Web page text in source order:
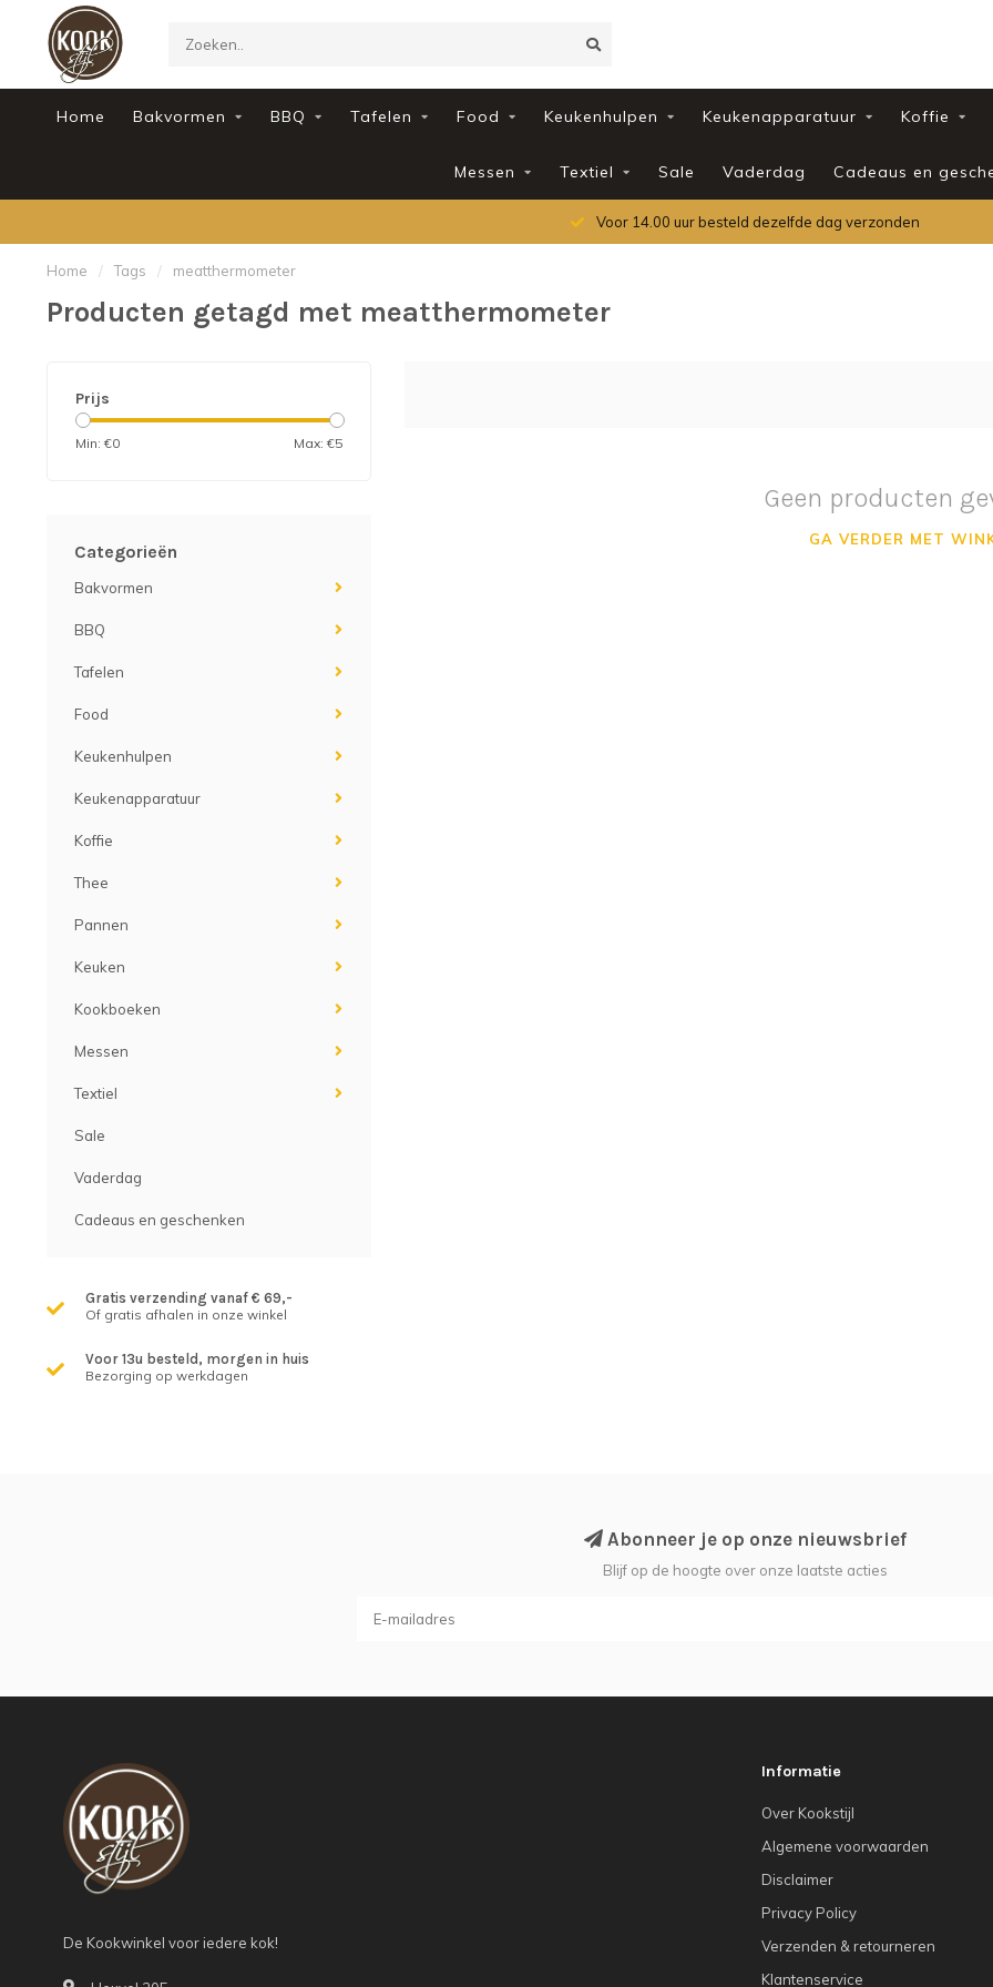
Home Bakvormen BBQ Tafelen Food Keukenhulpen Keukenapparatuur Koffie
Messen Textiel Sale Vaderdag Cadeaus en
Voor 14.00 uur besteld dezelfde dag verzonden
Home / Tags / meatthermometer
Producten getagd met meatthermometer
Prijs
Min: €0 Max: €5
Categorieën
Bakvormen
BBQ
Tafelen
Food
Keukenhulpen
Keukenapparatuur
Koffie
Thee
Pannen
Keuken
Kookboeken
Messen
Textiel
Sale
Vaderdag
Cadeaus en geschenken
Gratis verzending vanaf € 69,-
Of gratis afhalen in onze winkel
Voor 13u besteld, morgen in huis
Bezorging op werkdagen
Geen producten
GA VERDER MET
Abonneer je op onze nieuwsbrief
Blijf op de hoogte over onze laatste acties
De Kookwinkel voor iedere kok!
Informatie
Over Kookstijl
Algemene voorwaarden
Disclaimer
Privacy Policy
Verzenden & retourneren
Klantenservice